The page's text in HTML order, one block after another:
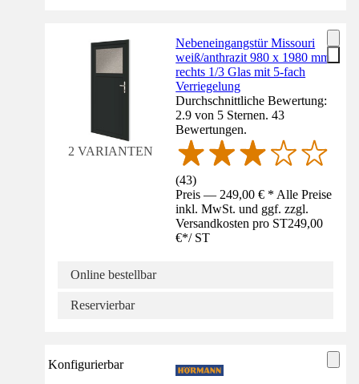
2 VARIANTEN
Nebeneingangstür Missouri
weiß/anthrazit 980 x 1980 mm
rechts 1/3 Glas mit 5-fach
Verriegelung
Durchschnittliche Bewertung:
2.9 von 5 Sternen. 43
Bewertungen.
(43)
Preis — 249,00 € * Alle Preise
inkl. MwSt. und ggf. zzgl.
Versandkosten pro ST249,00
€*/ ST
Online bestellbar
Reservierbar
Konfigurierbar